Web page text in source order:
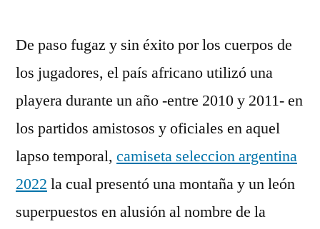
De paso fugaz y sin éxito por los cuerpos de
los jugadores, el país africano utilizó una
playera durante un año -entre 2010 y 2011- en
los partidos amistosos y oficiales en aquel
lapso temporal, camiseta seleccion argentina
2022 la cual presentó una montaña y un león
superpuestos en alusión al nombre de la